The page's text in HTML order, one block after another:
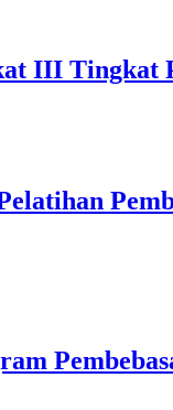
III Tingkat